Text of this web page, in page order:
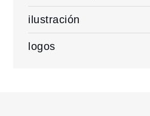
ilustración
logos